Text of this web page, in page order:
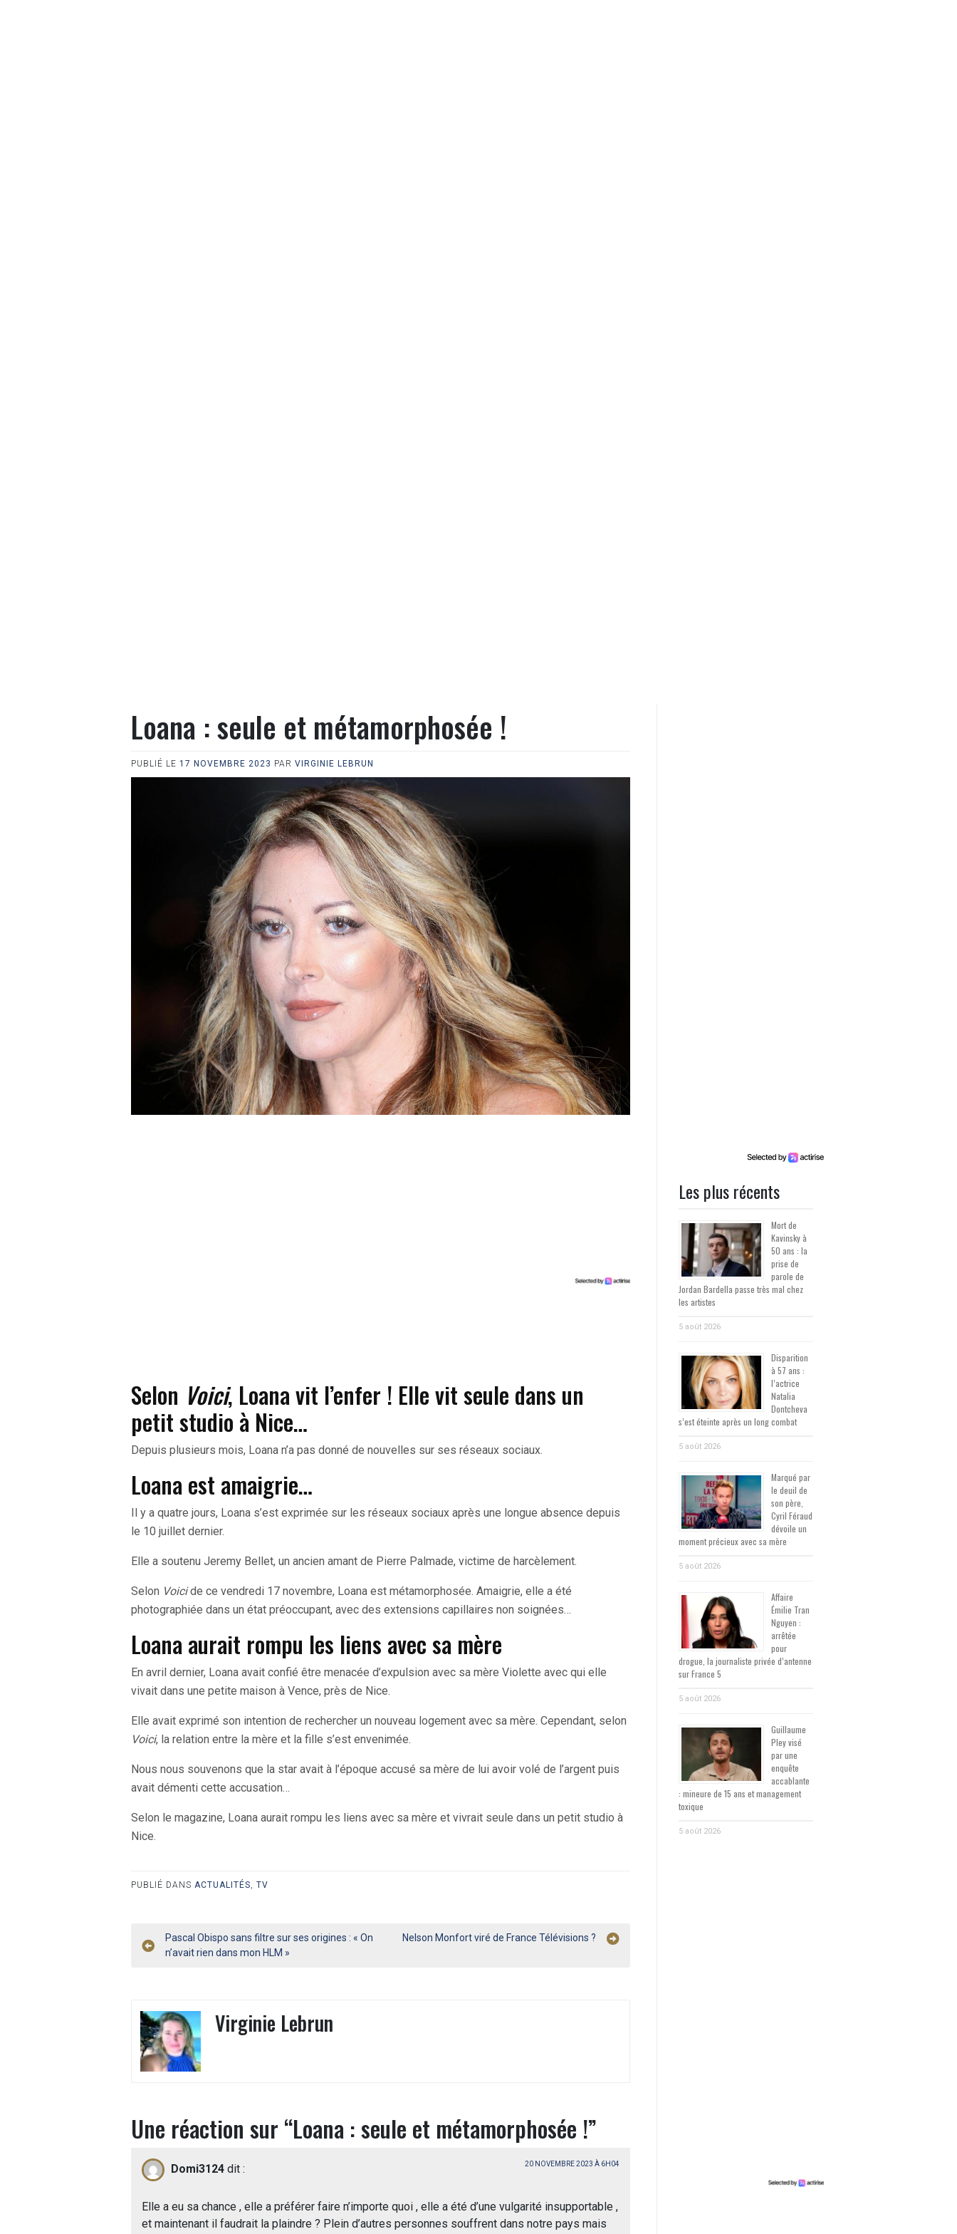
Loana : seule et métamorphosée !
PUBLIÉ LE 17 NOVEMBRE 2023 PAR VIRGINIE LEBRUN
Selon Voici, Loana vit l’enfer ! Elle vit seule dans un
petit studio à Nice…
Depuis plusieurs mois, Loana n’a pas donné de nouvelles sur ses réseaux sociaux.
Loana est amaigrie…
Il y a quatre jours, Loana s’est exprimée sur les réseaux sociaux après une longue absence depuis
le 10 juillet dernier.
Elle a soutenu Jeremy Bellet, un ancien amant de Pierre Palmade, victime de harcèlement.
Selon Voicide ce vendredi 17 novembre, Loana est métamorphosée. Amaigrie, elle a été
photographiée dans un état préoccupant, avec des extensions capillaires non soignées…
Loana aurait rompu les liens avec sa mère
En avril dernier, Loana avait confié être menacée d’expulsion avec sa mère Violette avec qui elle
vivait dans une petite maison à Vence, près de Nice.
Elle avait exprimé son intention de rechercher un nouveau logement avec sa mère. Cependant, selon
Voici, la relation entre la mère et la fille s’est envenimée.
Nous nous souvenons que la star avait à l’époque accusé sa mère de lui avoir volé de l’argent puis
avait démenti cette accusation…
Selon le magazine, Loana aurait rompu les liens avec sa mère et vivrait seule dans un petit studio à
Nice.
PUBLIÉ DANS ACTUALITÉS, TV
Navigation
Pascal Obispo sans filtre sur ses origines : « On
n’avait rien dans mon HLM »
Nelson Monfort viré de France Télévisions ?
Virginie Lebrun
Une réaction sur “Loana : seule et métamorphosée !”
Domi3124 dit : 20 NOVEMBRE 2023 À 6H04
Elle a eu sa chance , elle a préférer faire n’importe quoi , elle a été d’une vulgarité insupportable ,
et maintenant il faudrait la plaindre ? Plein d’autres personnes souffrent dans notre pays mais
Les plus récents
Mort de
Kavinsky à
50 ans : la
prise de
parole de
Jordan Bardella passe très mal chez
les artistes
5 août 2026
Disparition
à 57 ans :
l’actrice
Natalia
Dontcheva
s’est éteinte après un long combat
5 août 2026
Marqué par
le deuil de
son père,
Cyril Féraud
dévoile un
moment précieux avec sa mère
5 août 2026
Affaire
Émilie Tran
Nguyen :
arrêtée
pour
drogue, la journaliste privée d’antenne
sur France 5
5 août 2026
Guillaume
Pley visé
par une
enquête
accablante
: mineure de 15 ans et management
toxique
5 août 2026